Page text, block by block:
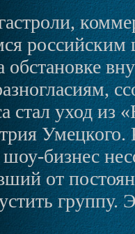
российским
обстановке
стал уход из
Умецкого.
бизнес
от
группу.